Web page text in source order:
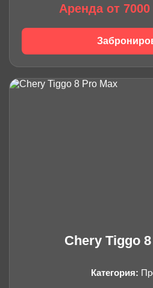
Аренда от 7000
Chery Tiggo
Категория: